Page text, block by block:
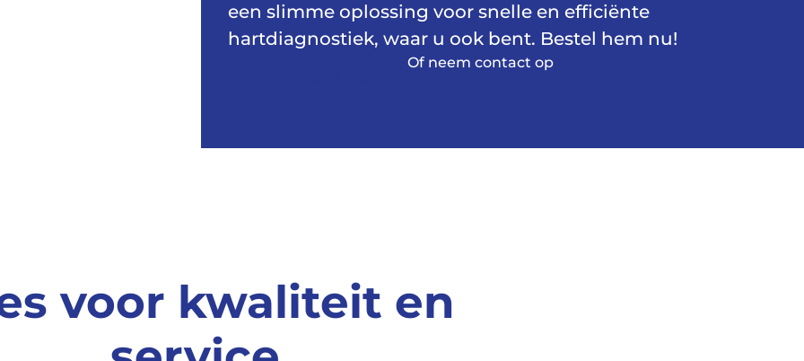
een slimme oplossing voor snelle en efficiënte
hartdiagnostiek, waar u ook bent. Bestel hem nu!
Of neem contact op
voor kwaliteit en